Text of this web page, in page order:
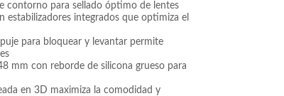
contorno para sellado óptimo de lentes
estabilizadores integrados que optimiza el
para bloquear y levantar permite
mm con reborde de silicona grueso para
en 3D maximiza la comodidad y